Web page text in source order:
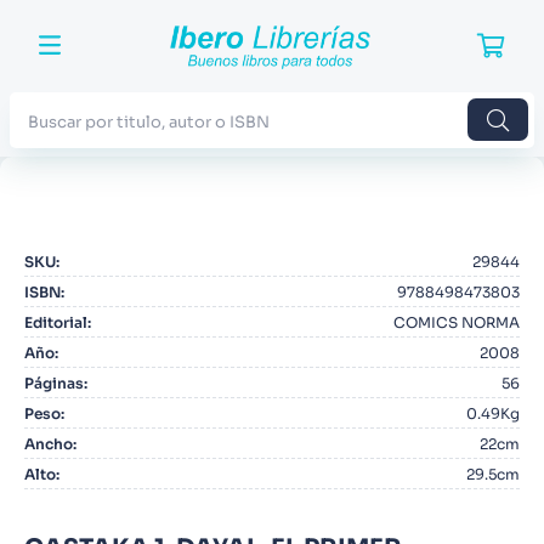
SKU:
29844
ISBN:
9788498473803
Editorial:
COMICS NORMA
Año:
2008
Páginas:
56
Peso:
0.49Kg
Ancho:
22cm
Alto: 29.5cm
2. Blue Lock
3. Jujutsu Kaisen
4. Odisea
5. Manga
6. Iliada
7. Stephen King